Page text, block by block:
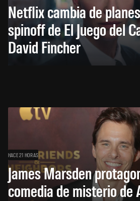
Netflix cambia de
spinoff de El Juego del
David Fincher
HACE 21 HORAS
James Marsden
comedia de misterio de